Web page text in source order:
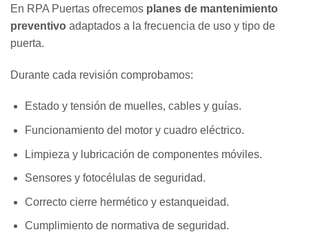
En RPA Puertas ofrecemos planes de mantenimiento
preventivo adaptados a la frecuencia de uso y tipo de
puerta.
Durante cada revisión comprobamos:
Estado y tensión de muelles, cables y guías.
Funcionamiento del motor y cuadro eléctrico.
Limpieza y lubricación de componentes móviles.
Sensores y fotocélulas de seguridad.
Correcto cierre hermético y estanqueidad.
Cumplimiento de normativa de seguridad.